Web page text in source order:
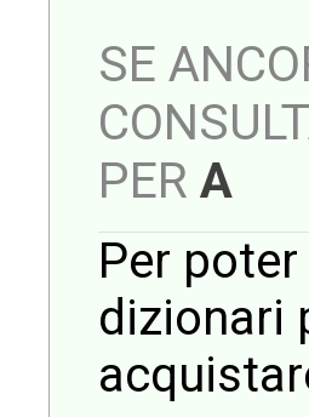
SE
PER A
Per
dizionari